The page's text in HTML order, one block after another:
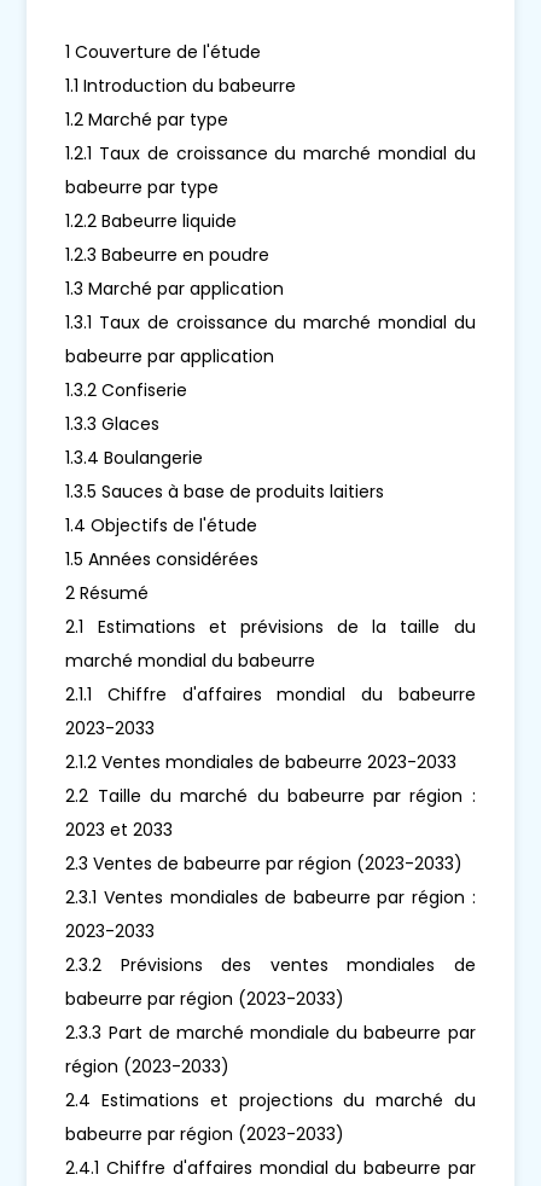
1 Couverture de l'étude
1.1 Introduction du babeurre
1.2 Marché par type
1.2.1 Taux de croissance du marché mondial du
babeurre par type
1.2.2 Babeurre liquide
1.2.3 Babeurre en poudre
1.3 Marché par application
1.3.1 Taux de croissance du marché mondial du
babeurre par application
1.3.2 Confiserie
1.3.3 Glaces
1.3.4 Boulangerie
1.3.5 Sauces à base de produits laitiers
1.4 Objectifs de l'étude
1.5 Années considérées
2 Résumé
2.1 Estimations et prévisions de la taille du
marché mondial du babeurre
2.1.1 Chiffre d'affaires mondial du babeurre
2023-2033
2.1.2 Ventes mondiales de babeurre 2023-2033
2.2 Taille du marché du babeurre par région :
2023 et 2033
2.3 Ventes de babeurre par région (2023-2033)
2.3.1 Ventes mondiales de babeurre par région :
2023-2033
2.3.2 Prévisions des ventes mondiales de
babeurre par région (2023-2033)
2.3.3 Part de marché mondiale du babeurre par
région (2023-2033)
2.4 Estimations et projections du marché du
babeurre par région (2023-2033)
2.4.1 Chiffre d'affaires mondial du babeurre par